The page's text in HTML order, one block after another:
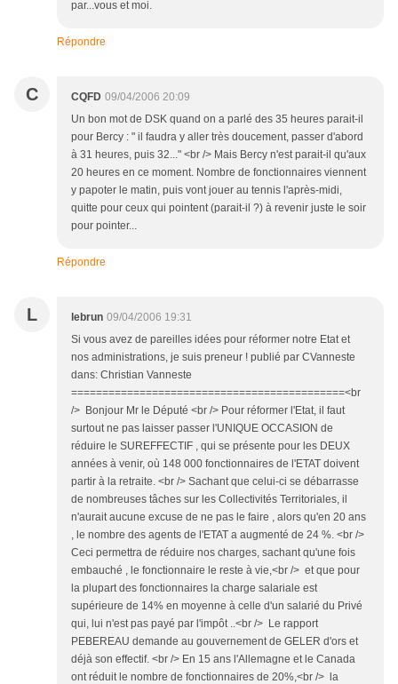
par...vous et moi.
Répondre
C CQFD 09/04/2006 20:09
Un bon mot de DSK quand on a parlé des 35 heures parait-il
pour Bercy : " il faudra y aller très doucement, passer d'abord
à 31 heures, puis 32..." <br /> Mais Bercy n'est parait-il qu'aux
20 heures en ce moment. Nombre de fonctionnaires viennent
y papoter le matin, puis vont jouer au tennis l'après-midi,
quitte pour ceux qui pointent (parait-il ?) à revenir juste le soir
pour pointer...
Répondre
L lebrun 09/04/2006 19:31
Si vous avez de pareilles idées pour réformer notre Etat et
nos administrations, je suis preneur ! publié par CVanneste
dans: Christian Vanneste
============================================<br
/> Bonjour Mr le Député <br /> Pour réformer l'Etat, il faut
surtout ne pas laisser passer l'UNIQUE OCCASION de
réduire le SUREFFECTIF , qui se présente pour les DEUX
années à venir, où 148 000 fonctionnaires de l'ETAT doivent
partir à la retraite. <br /> Sachant que celui-ci se débarrasse
de nombreuses tâches sur les Collectivités Territoriales, il
n'aurait aucune excuse de ne pas le faire , alors qu'en 20 ans
, le nombre des agents de l'ETAT a augmenté de 24 %. <br />
Ceci permettra de réduire nos charges, sachant qu'une fois
embauché , le fonctionnaire le reste à vie,<br /> et que pour
la plupart des fonctionnaires la charge salariale est
supérieure de 14% en moyenne à celle d'un salarié du Privé
qui, lui n'est pas payé par l'impôt ..<br /> Le rapport
PEBEREAU demande au gouvernement de GELER d'ors et
déjà son effectif. <br /> En 15 ans l'Allemagne et le Canada
ont réduit le nombre de fonctionnaires de 20%,<br /> la